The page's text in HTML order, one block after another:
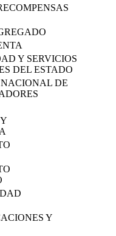
Y SERVICIOS
DEL ESTADO
DE
Y